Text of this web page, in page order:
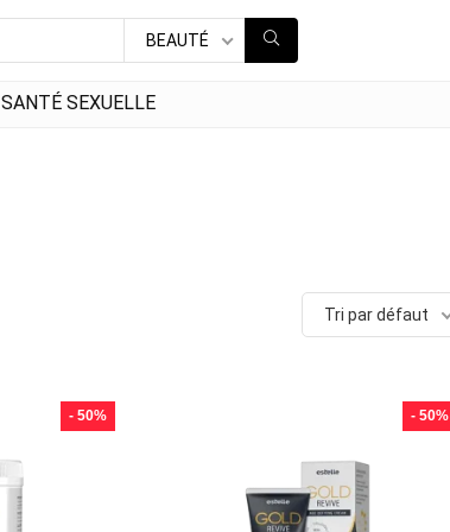
BEAUTÉ
SANTÉ SEXUELLE
Tri par défaut
- 50% - 50%